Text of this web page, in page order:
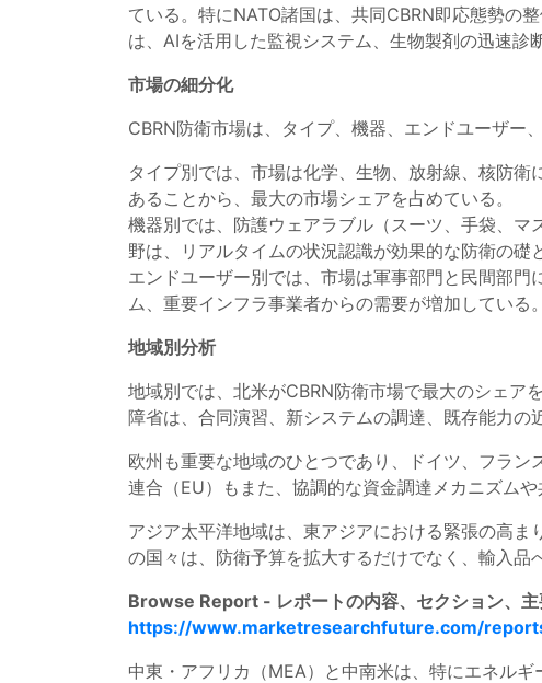
ている。特にNATO諸国は、共同CBRN即応態勢の
は、AIを活用した監視システム、生物製剤の迅速診
市場の細分化
CBRN防衛市場は、タイプ、機器、エンドユーザー
タイプ別では、市場は化学、生物、放射線、核防
あることから、最大の市場シェアを占めている。
機器別では、防護ウェアラブル（スーツ、手袋、
野は、リアルタイムの状況認識が効果的な防衛の礎
エンドユーザー別では、市場は軍事部門と民間部
ム、重要インフラ事業者からの需要が増加している。
地域別分析
地域別では、北米がCBRN防衛市場で最大のシェア
障省は、合同演習、新システムの調達、既存能力の
欧州も重要な地域のひとつであり、ドイツ、フラ
連合（EU）もまた、協調的な資金調達メカニズム
アジア太平洋地域は、東アジアにおける緊張の高
の国々は、防衛予算を拡大するだけでなく、輸入品
Browse Report - レポートの内容、セクション、
https://www.marketresearchfuture.com/
中東・アフリカ（MEA）と中南米は、特にエネル